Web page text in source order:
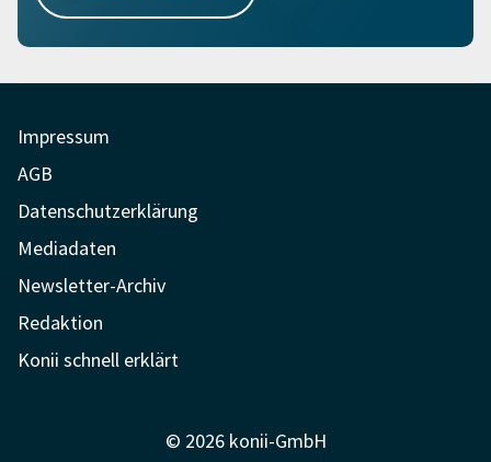
Impressum
AGB
Datenschutzerklärung
Mediadaten
Newsletter-Archiv
Redaktion
Konii schnell erklärt
© 2026 konii-GmbH